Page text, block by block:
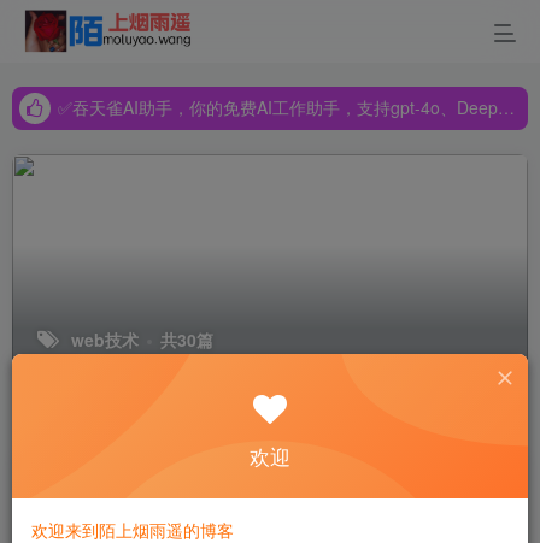
✅吞天雀AI助手，你的免费AI工作助手，支持gpt-4o、DeepSeek、Claude🔥🔥🔥🔥
✅吞天雀AI助手，你的免费AI工作助手，支持gpt-4o、DeepSeek、Claude🔥🔥🔥🔥
web技术 共30篇
评论
探索JQPress CMS：一款轻量级、高
效的Web内容管理系统
欢迎
欢迎来到陌上烟雨遥的博客